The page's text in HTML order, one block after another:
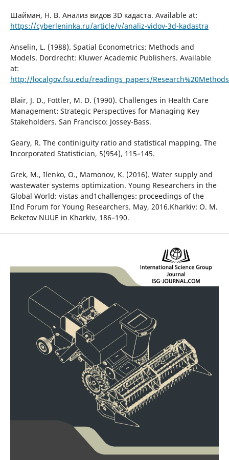
Шайман, Н. В. Анализ видов 3D кадаста. Available at:
https://cyberleninka.ru/article/v/analiz-vidov-3d-kadastra
Anselin, L. (1988). Spatial Econometrics: Methods and
Models. Dordrecht: Kluwer Academic Publishers. Available
at:
http://localgov.fsu.edu/readings_papers/
Blair, J. D., Fottler, M. D. (1990). Challenges in Health Care
Management: Strategic Perspectives for Managing Key
Stakeholders. San Francisco: Jossey-Bass.
Geary, R. The continiguity ratio and statistical mapping. The
Incorporated Statistician, 5(954), 115–145.
Grek, M., Ilenko, O., Mamonov, K. (2016). Water supply and
wastewater systems optimization. Young Researchers in the
Global World: vistas and1challenges: proceedings of the
IInd Forum for Young Researchers. May, 2016.Kharkiv: O. M.
Beketov NUUE in Kharkiv, 186–190.